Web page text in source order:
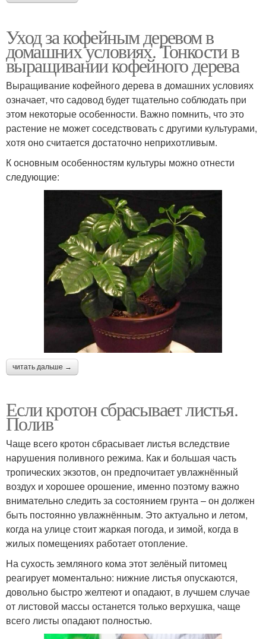
Уход за кофейным деревом в
домашних условиях. Тонкости в
выращивании кофейного дерева
Выращивание кофейного дерева в домашних условиях
означает, что садовод будет тщательно соблюдать при
этом некоторые особенности. Важно помнить, что это
растение не может соседствовать с другими культурами,
хотя оно считается достаточно неприхотливым.
К основным особенностям культуры можно отнести
следующие:
читать дальше →
Если кротон сбрасывает листья.
Полив
Чаще всего кротон сбрасывает листья вследствие
нарушения поливного режима. Как и большая часть
тропических экзотов, он предпочитает увлажнённый
воздух и хорошее орошение, именно поэтому важно
внимательно следить за состоянием грунта – он должен
быть постоянно увлажнённым. Это актуально и летом,
когда на улице стоит жаркая погода, и зимой, когда в
жилых помещениях работает отопление.
На сухость земляного кома этот зелёный питомец
реагирует моментально: нижние листья опускаются,
довольно быстро желтеют и опадают, в лучшем случае
от листовой массы останется только верхушка, чаще
всего листы опадают полностью.